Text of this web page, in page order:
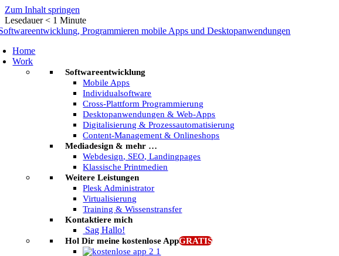
Zum Inhalt springen
Lesedauer < 1 Minute
Home
Work
Softwareentwicklung
Mobile Apps
Individualsoftware
Cross-Plattform Programmierung
Desktopanwendungen & Web-Apps
Digitalisierung & Prozessautomatisierung
Content-Management & Onlineshops
Mediadesign & mehr …
Webdesign, SEO, Landingpages
Klassische Printmedien
Weitere Leistungen
Plesk Administrator
Virtualisierung
Training & Wissenstransfer
Kontaktiere mich
Sag Hallo!
Hol Dir meine kostenlose AppGRATIS